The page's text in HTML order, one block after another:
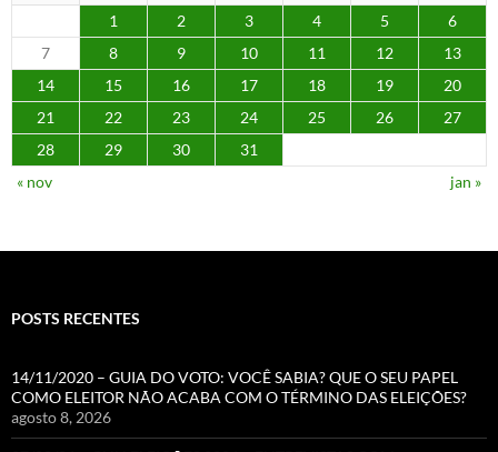
1
2 3 4 5
6
7
8 9 10 11 12
13
14
15 16 17 18 19
20
21
22 23 24 25 26
27
28
29 30
31
« nov
jan »
POSTS RECENTES
14/11/2020 – GUIA DO VOTO: VOCÊ SABIA? QUE O SEU PAPEL
COMO ELEITOR NÃO ACABA COM O TÉRMINO DAS ELEIÇÕES?
agosto 8, 2026